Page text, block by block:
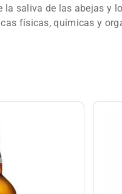
saliva de las abejas y
físicas, químicas y